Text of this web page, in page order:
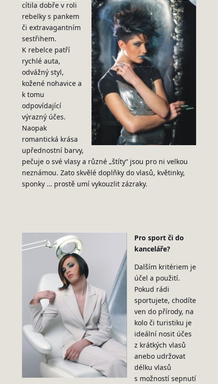
cítila dobře v roli
rebelky s pankem
či extravagantním
sestřihem.
K rebelce patří
rychlé auta,
odvážný styl,
kožené nohavice a
k tomu
odpovídající
výrazný účes.
Naopak
romantická krása
upřednostní barvy,
pečuje o své vlasy a různé „štíty“ jsou pro ni velkou
neznámou. Zato skvělé doplňky do vlasů, květinky,
sponky … prostě umí vykouzlit zázraky.
Pro sport či do
kanceláře?
Dalším kritériem je
účel a použití.
Pokud rádi
sportujete, chodíte
ven do přírody, na
kolo či turistiku je
ideální nosit účes
z krátkých vlasů
anebo udržovat
délku vlasů
s možností sepnutí